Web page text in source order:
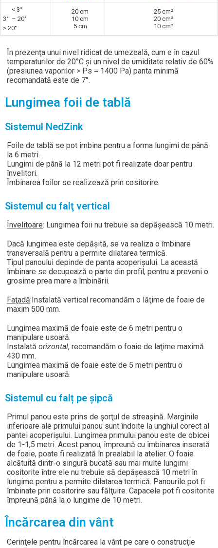
< 3°
3° – 20°
> 20°
20 cm
10 cm
5 cm
25 cm²
20 cm²
10 cm²
În prezenţa unui nivel ridicat de umezeală, cum e în cazul
temperaturilor de 20°C şi un nivel de umiditate relativ de 60%
(presiunea vaporilor > Ps = 1400 Pa) panta minimă
recomandată este de 7°.
Lungimea foii de tablă
Sistemul NedZink
Foile de tablă se pot îmbina pentru a forma lungimi de până
la 6 metri.
Lungimi de până la 12 metri pot fi realizate doar pentru
învelitori.
Îmbinarea foilor se realizează prin cositorire.
Sistemul cu falţ vertical
Învelitoare: Lungimea foii nu trebuie sa depăşească 10 metri.
Dacă lungimea este depăşită, se va realiza o îmbinare
transversală pentru a permite dilatarea termică.
Tipul panoului depinde de panta acoperişului. La această
îmbinare se decupează o parte din profil, pentru a preveni o
grosime prea mare a îmbinării.
Faţadă:Instalată vertical recomandăm o lăţime de foaie de
maxim 500 mm.
Lungimea maximă de foaie este de 6 metri pentru o
manipulare usoară.
Instalată orizontal, recomandăm o foaie de laţime maximă
430 mm.
Lungimea maximă de foaie este de 5 metri pentru o
manipulare usoară.
Sistemul cu falț pe şipcă
Primul panou este prins de şorţul de streașină. Marginile
inferioare ale primului panou sunt îndoite la unghiul corect al
pantei acoperişului. Lungimea primului panou este de obicei
de 1-1,5 metri. Acest panou, împreună cu îmbinarea inserată
de foaie, poate fi realizată în prealabil la atelier. O foaie
alcătuită dintr-o singură bucată sau mai multe lungimi
cositorite între ele nu trebuie să depăşească 10 metri în
lungime pentru a permite dilatarea termică. Panourile pot fi
îmbinate prin cositorire sau fălţuire. Capacele pot fi cositorite
împreună până la o lungime de 10 metri.
Încărcarea din vânt
Cerinţele pentru încărcarea la vânt pe care o construcţie